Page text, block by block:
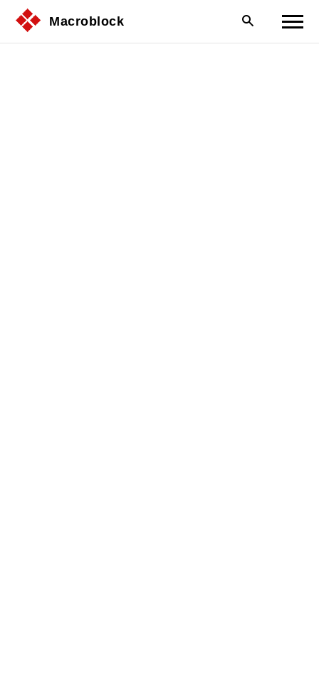
Macroblock